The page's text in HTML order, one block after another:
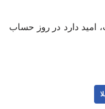
امید دارد در روز حساب